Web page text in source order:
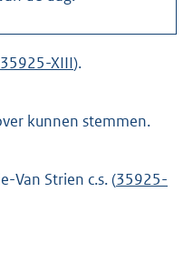
35925-XIII).
kunnen stemmen.
Van Strien c.s. (35925-